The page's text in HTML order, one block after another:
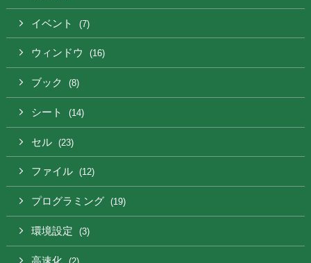
イベント (7)
ウィンドウ (16)
ブック (8)
シート (14)
セル (23)
ファイル (12)
プログラミング (19)
環境設定 (3)
高速化